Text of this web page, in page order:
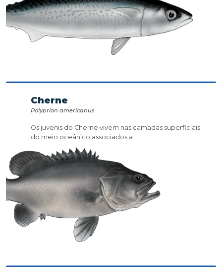
Cherne
Polyprion americanus
Os juvenis do Cherne vivem nas camadas superficiais
do meio oceânico associados a ...